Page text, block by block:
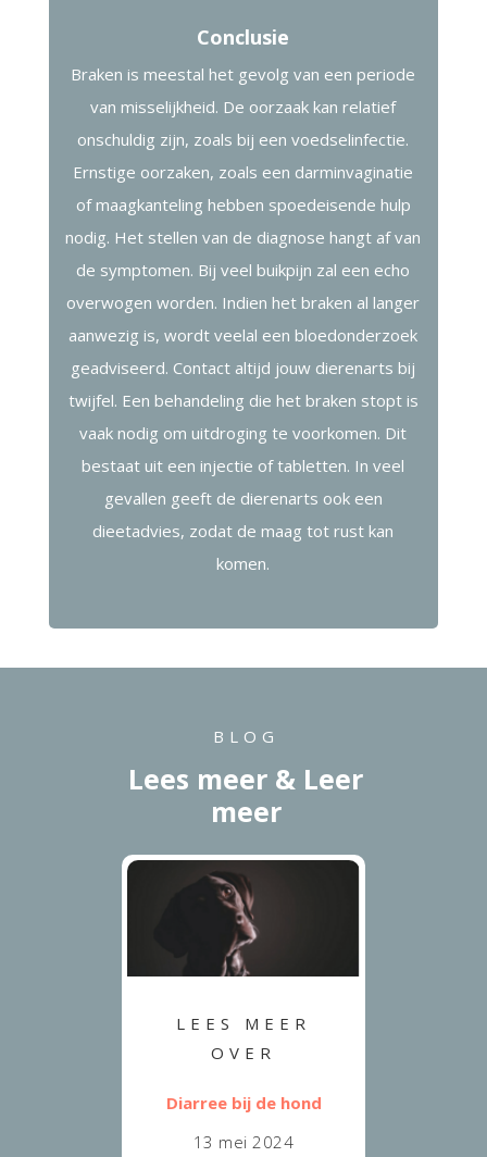
Conclusie
Braken is meestal het gevolg van een periode
van misselijkheid. De oorzaak kan relatief
onschuldig zijn, zoals bij een voedselinfectie.
Ernstige oorzaken, zoals een darminvaginatie
of maagkanteling hebben spoedeisende hulp
nodig. Het stellen van de diagnose hangt af van
de symptomen. Bij veel buikpijn zal een echo
overwogen worden. Indien het braken al langer
aanwezig is, wordt veelal een bloedonderzoek
geadviseerd. Contact altijd jouw dierenarts bij
twijfel. Een behandeling die het braken stopt is
vaak nodig om uitdroging te voorkomen. Dit
bestaat uit een injectie of tabletten. In veel
gevallen geeft de dierenarts ook een
dieetadvies, zodat de maag tot rust kan
komen.
BLOG
Lees meer & Leer
meer
LEES MEER
OVER
Diarree bij de hond
13 mei 2024